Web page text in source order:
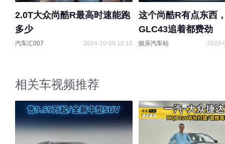
2.0T大众尚酷R最高时速能跑
多少
汽车汇007 2024-10-09 10:10
这个尚酷R有点东西
GLC43追着都费劲
娱乐汽车站 2023-
相关车视频推荐